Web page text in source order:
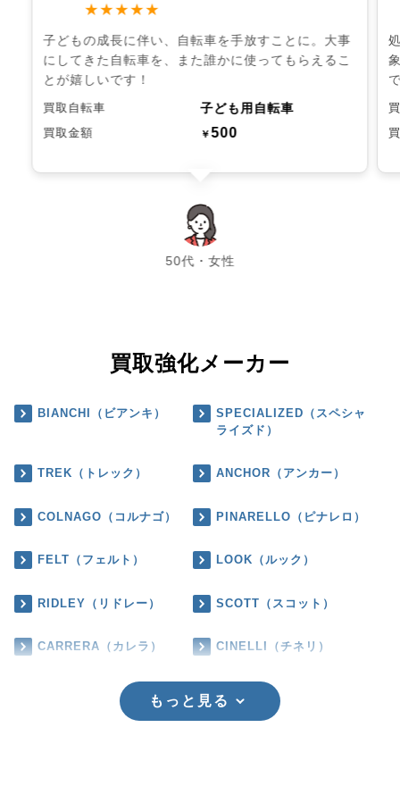
★★★★★
子どもの成長に伴い、自転車を手放すことに。大事
にしてきた自転車を、また誰かに使ってもらえるこ
とが嬉しいです！
買取自転車 子ども用自転車
買取金額 ￥500
50代・女性
chevron_left chevron_right
買取強化メーカー
BIANCHI（ビアンキ）
SPECIALIZED（スペシャ
ライズド）
TREK（トレック） ANCHOR（アンカー）
COLNAGO（コルナゴ） PINARELLO（ピナレロ）
FELT（フェルト） LOOK（ルック）
RIDLEY（リドレー） SCOTT（スコット）
CARRERA（カレラ） CINELLI（チネリ）
もっと見る